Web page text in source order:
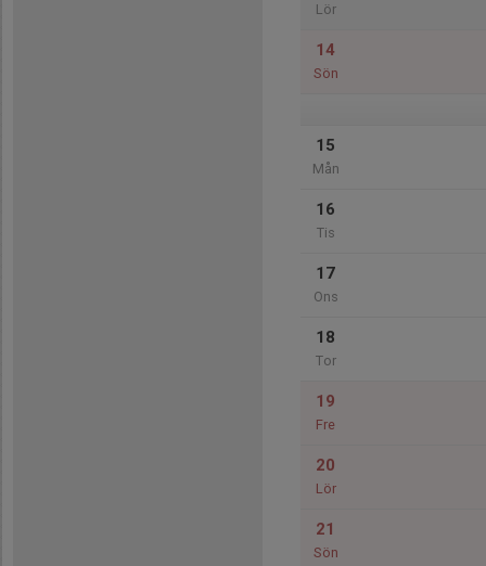
Lör
14
Sön
15
Mån
16
Tis
17
Ons
18
Tor
19
Fre
20
Lör
21
Sön